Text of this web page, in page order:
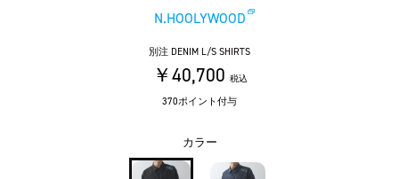
N.HOOLYWOOD
別注 DENIM L/S SHIRTS
￥40,700 税込
370ポイント付与
カラー